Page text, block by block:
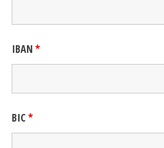
IBAN *
BIC *